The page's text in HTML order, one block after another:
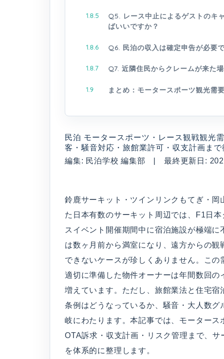
1.8.5
Q5. レース中止によるゲストのキ
ばいいですか？
1.8.6 Q6. 民泊の収入は確定申告が必要
1.8.7 Q7. 近隣住民からクレームが来た
1.9 まとめ：モータースポーツ観光需
民泊 モータースポーツ・レース観戦観光
客・騒音対応・旅館業許可・収支計画まで
編集: 民泊学校 編集部 | 最終更新日:
鈴鹿サーキット・ツインリンクもてぎ・
た日本有数のサーキット周辺では、F1日
スイベント開催期間中に宿泊施設が極端
は数ヶ月前から満室になり、遠方からの
できないケースが珍しくありません。この
適切に準備した物件オーナーは年間数回
増えています。ただし、旅館業法と住宅
条例はどうなっているか、騒音・大人数
岐にわたります。本記事では、モータース
OTA訴求・収支計画・リスク管理まで、
を体系的に整理します。